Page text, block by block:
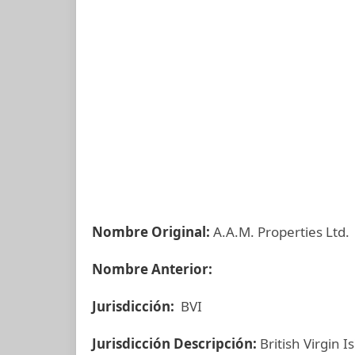
Nombre Original: A.A.M. Properties Ltd.
Nombre Anterior:
Jurisdicción: BVI
Jurisdicción Descripción: British Virgin